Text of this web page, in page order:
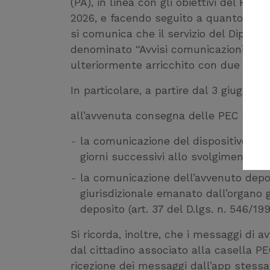
2026, e facendo seguito a quanto
si comunica che il servizio del
denominato “Avvisi comunicazioni
ulteriormente arricchito con due nuovi
In particolare, a partire dal 3 giugno
all’avvenuta consegna delle PEC
la comunicazione del dispositivo
giorni successivi allo svolgimento
la comunicazione dell’avvenuto
giurisdizionale emanato
deposito (art. 37 del D.lgs. n. 546/
Si ricorda, inoltre, che i messaggi di
dal cittadino associato alla casella
ricezione dei messaggi dall’app